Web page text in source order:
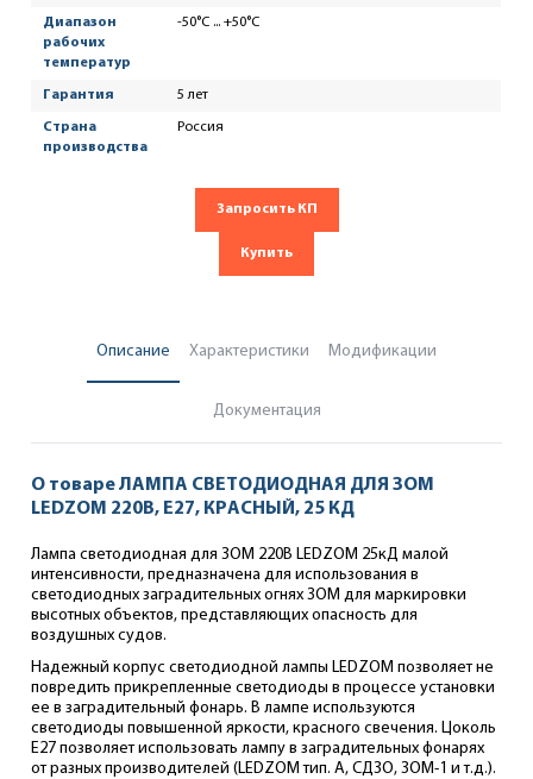
Диапазон
рабочих
температур
-50°С ... +50°С
Гарантия 5 лет
Страна
производства
Россия
Запросить КП
Купить
информация
Описание Характеристики Модификации
Документация
О товареЛАМПА СВЕТОДИОДНАЯ ДЛЯ ЗОМ
LEDZOM 220В, E27, КРАСНЫЙ, 25 КД
Лампа светодиодная для ЗОМ 220В LEDZOM 25кД малой
интенсивности, предназначена для использования в
светодиодных заградительных огнях ЗОМ для маркировки
высотных объектов, представляющих опасность для
воздушных судов.
Надежный корпус светодиодной лампы LEDZOM позволяет не
повредить прикрепленные светодиоды в процессе установки
ее в заградительный фонарь. В лампе используются
светодиоды повышенной яркости, красного свечения. Цоколь
E27 позволяет использовать лампу в заградительных фонарях
от разных производителей (LEDZOM тип. А, СДЗО, ЗОМ-1 и т.д.).